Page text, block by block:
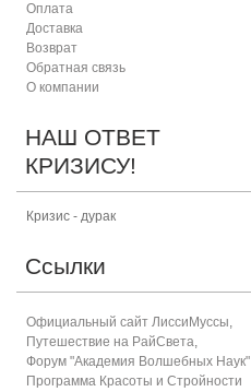
Оплата
Доставка
Возврат
Обратная связь
О компании
НАШ ОТВЕТ
КРИЗИСУ!
Кризис - дурак
Ссылки
Официальный сайт ЛиссиМуссы,
Путешествие на РайСвета,
Форум "Академия Волшебных Наук"
Программа Красоты и Стройности